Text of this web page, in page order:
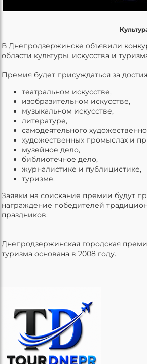
В Днепродзержинске объявили
области культуры, искусства и
Премия будет присуждаться за
театральном искусстве,
изобразительном искусстве,
музыкальном искусстве,
литературе,
самодеятельного
художественных промыслах и
музейное дело,
библиотечное дело,
журналистике и публицистике,
туризме.
Заявки на соискание премии будут
награждение победителей
праздников.
Днепродзержинская городская
туризма основана в 2008 году.